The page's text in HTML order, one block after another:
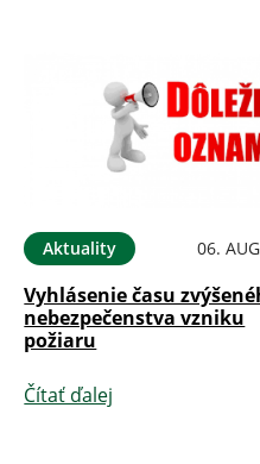
Aktuality 06.
Vyhlásenie času
nebezpečenstva vzniku
požiaru
Čítať ďalej